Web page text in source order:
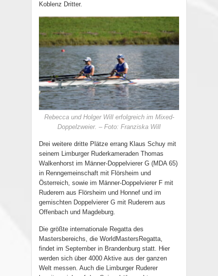
Koblenz Dritter.
Rebecca und Holger Will erfolgreich im Mixed-
Doppelzweier. – Foto: Franziska Will
Drei weitere dritte Plätze errang Klaus Schuy mit
seinem Limburger Ruderkameraden Thomas
Walkenhorst im Männer-Doppelvierer G (MDA 65)
in Renngemeinschaft mit Flörsheim und
Österreich, sowie im Männer-Doppelvierer F mit
Ruderern aus Flörsheim und Honnef und im
gemischten Doppelvierer G mit Ruderern aus
Offenbach und Magdeburg.
Die größte internationale Regatta des
Mastersbereichs, die WorldMastersRegatta,
findet im September in Brandenburg statt. Hier
werden sich über 4000 Aktive aus der ganzen
Welt messen. Auch die Limburger Ruderer